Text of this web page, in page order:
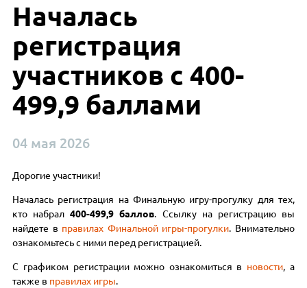
Началась
регистрация
участников с 400-
499,9 баллами
04 мая 2026
Дорогие участники!
Началась регистрация на Финальную игру-прогулку для тех,
кто набрал400-499,9 баллов. Ссылку на регистрацию вы
найдете в правилах Финальной игры-прогулки. Внимательно
ознакомьтесь с ними перед регистрацией.
С графиком регистрации можно ознакомиться в новости, а
также в правилах игры.